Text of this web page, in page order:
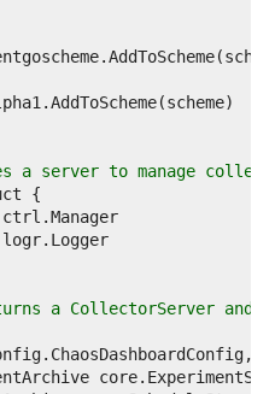
a server to manage
a CollectorServer and